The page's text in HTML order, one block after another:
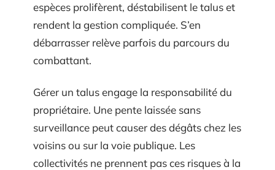
espèces prolifèrent, déstabilisent le talus et
rendent la gestion compliquée. S’en
débarrasser relève parfois du parcours du
combattant.
Gérer un talus engage la responsabilité du
propriétaire. Une pente laissée sans
surveillance peut causer des dégâts chez les
voisins ou sur la voie publique. Les
collectivités ne prennent pas ces risques à la